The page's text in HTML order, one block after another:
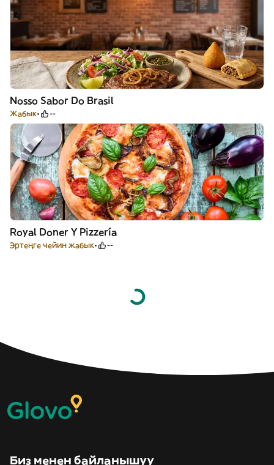
Nosso Sabor Do Brasil
Жабык --
Royal Doner Y Pizzería
Эртеңге чейин жабык --
Биз менен байланышуу